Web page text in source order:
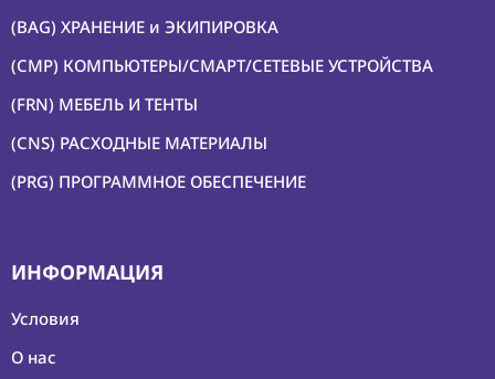
(BAG) ХРАНЕНИЕ и ЭКИПИРОВКА
(CMP) КОМПЬЮТЕРЫ/СМАРТ/СЕТЕВЫЕ УСТРОЙСТВА
(FRN) МЕБЕЛЬ И ТЕНТЫ
(CNS) РАСХОДНЫЕ МАТЕРИАЛЫ
(PRG) ПРОГРАММНОЕ ОБЕСПЕЧЕНИЕ
ИНФОРМАЦИЯ
Условия
О нас